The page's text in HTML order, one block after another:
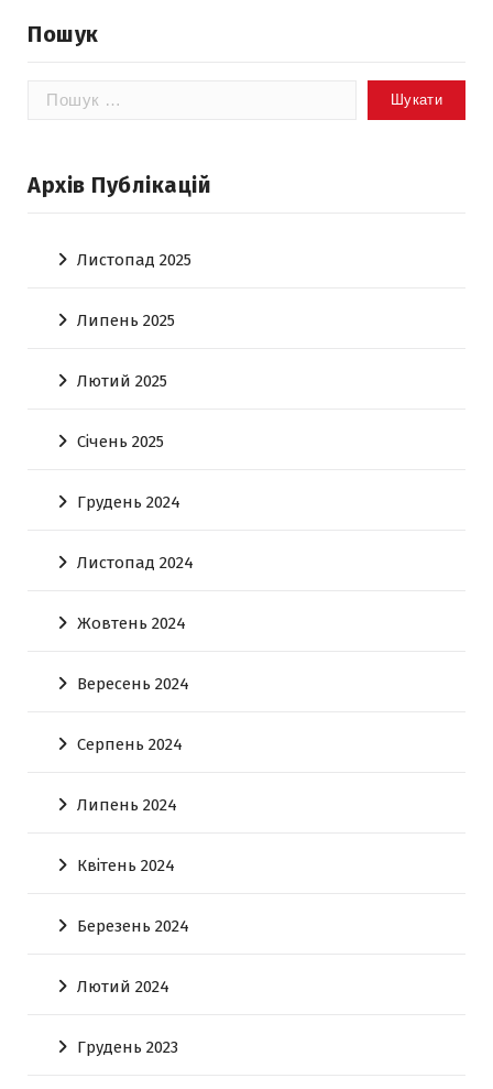
Пошук
Пошук:
Архів Публікацій
Листопад 2025
Липень 2025
Лютий 2025
Січень 2025
Грудень 2024
Листопад 2024
Жовтень 2024
Вересень 2024
Серпень 2024
Липень 2024
Квітень 2024
Березень 2024
Лютий 2024
Грудень 2023